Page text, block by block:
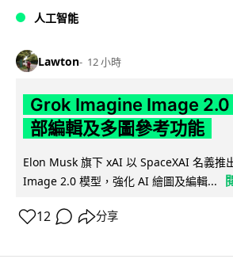
人工智能
Lawton 12 小時
Grok Imagine Image 2.0
部編輯及多圖參考功能
Elon Musk 旗下 xAI 以 SpaceXAI 名義
Image 2.0 模型，強化 AI 繪圖及編輯...
12 分享